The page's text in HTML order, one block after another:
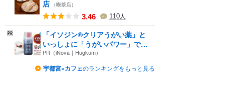
店 （喫茶店）
3.46 110人
「イソジン®クリアうがい薬」と
いっしょに「うがいパワー」で
一...
PR（iNova｜Hugkum）
宇都宮×カフェのランキングをもっと見る